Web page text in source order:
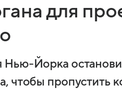
для
Нью-Йорка
чтобы пропустить